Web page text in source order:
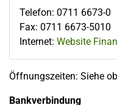
Telefon: 0711 6673-0
Fax: 0711 6673-5010
Internet: Website
Öffnungszeiten: Siehe
Bankverbindung